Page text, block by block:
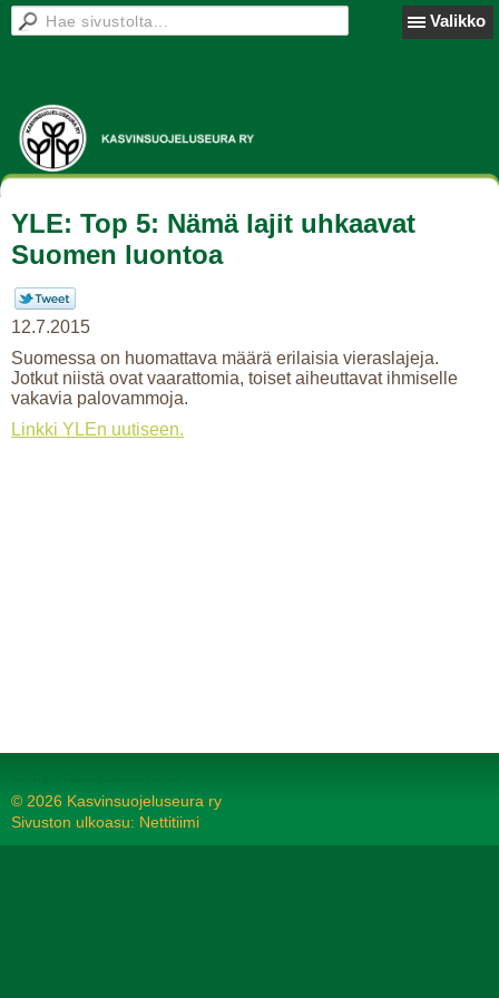
Valikko
YLE: Top 5: Nämä lajit uhkaavat
Suomen luontoa
12.7.2015
Suomessa on huomattava määrä erilaisia vieraslajeja.
Jotkut niistä ovat vaarattomia, toiset aiheuttavat ihmiselle
vakavia palovammoja.
Linkki YLEn uutiseen.
© 2026 Kasvinsuojeluseura ry
Sivuston ulkoasu: Nettitiimi